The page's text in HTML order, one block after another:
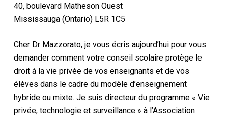
40, boulevard Matheson Ouest
Mississauga (Ontario) L5R 1C5
Cher Dr Mazzorato, je vous écris aujourd’hui pour vous
demander comment votre conseil scolaire protège le
droit à la vie privée de vos enseignants et de vos
élèves dans le cadre du modèle d’enseignement
hybride ou mixte. Je suis directeur du programme « Vie
privée, technologie et surveillance » à l’Association